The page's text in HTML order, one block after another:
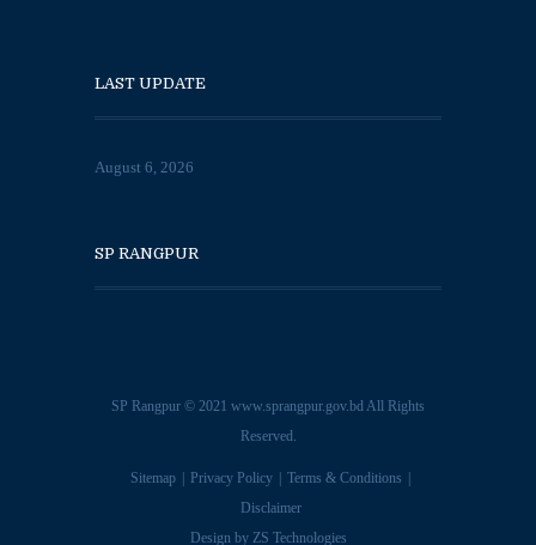
LAST UPDATE
August 6, 2026
SP RANGPUR
SP Rangpur © 2021 www.sprangpur.gov.bd All Rights
Reserved.
Sitemap Privacy Policy
Terms & Conditions
Disclaimer
Design by ZS Technologies